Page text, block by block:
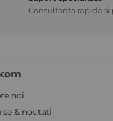
Consultanta rapida si
noi
& noutati